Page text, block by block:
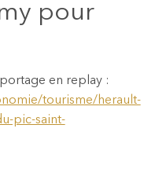
pour
en replay :
tourisme/herault-
pic-saint-